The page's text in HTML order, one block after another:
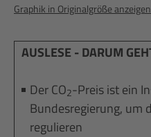
Graphik in Originalgröße anzeigen
AUSLESE - DARUM
Der CO2-Preis ist ein
Bundesregierung, um
regulieren